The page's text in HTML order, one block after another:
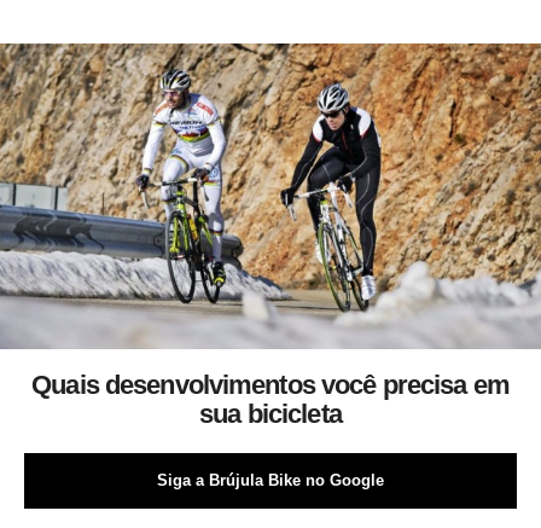
Quais desenvolvimentos você precisa em
sua bicicleta
Siga a Brújula Bike no Google